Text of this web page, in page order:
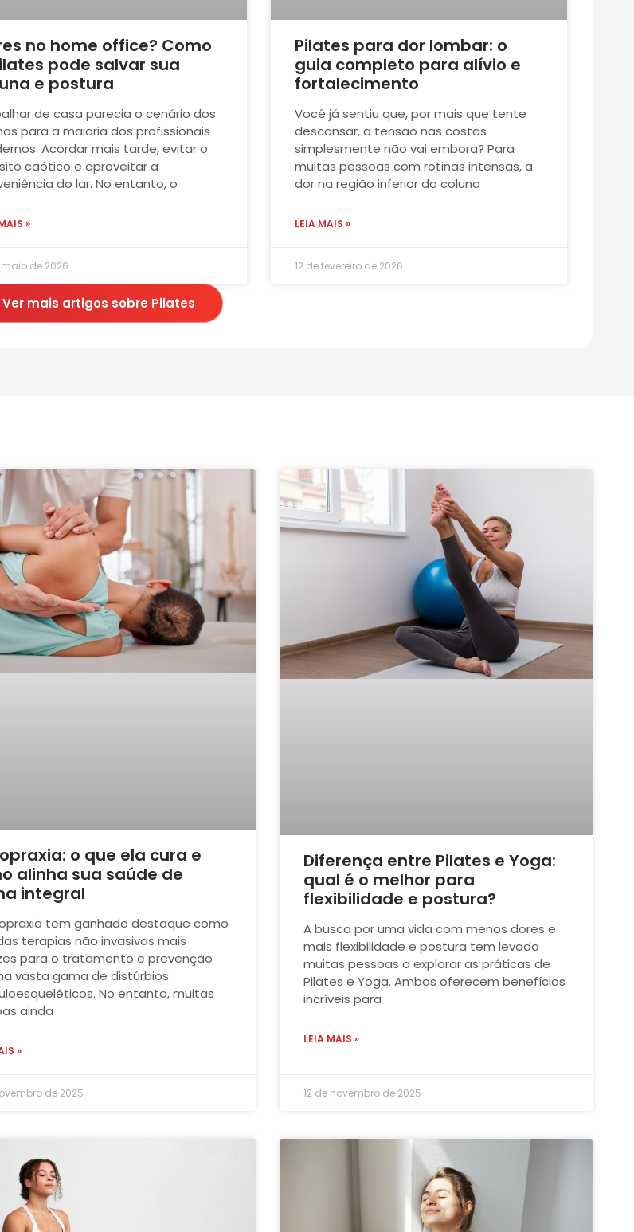
no home office? Como
pode salvar sua
e postura
de casa parecia o cenário dos
para a maioria dos profissionais
Acordar mais tarde, evitar o
caótico e aproveitar a
do lar. No entanto, o
»
maio de 2026
Pilates para dor lombar: o
guia completo para alívio e
fortalecimento
Você já sentiu que, por mais que tente
descansar, a tensão nas costas
simplesmente não vai embora? Para
muitas pessoas com rotinas intensas, a
dor na região inferior da coluna
LEIA MAIS »
12 de fevereiro de 2026
Ver mais artigos sobre Pilates
o que ela cura e
alinha sua saúde de
integral
tem ganhado destaque como
terapias não invasivas mais
para o tratamento e prevenção
vasta gama de distúrbios
No entanto, muitas
ainda
»
de 2025
Diferença entre Pilates e Yoga:
qual é o melhor para
flexibilidade e postura?
A busca por uma vida com menos dores e
mais flexibilidade e postura tem levado
muitas pessoas a explorar as práticas de
Pilates e Yoga. Ambas oferecem benefícios
incríveis para
LEIA MAIS »
12 de novembro de 2025